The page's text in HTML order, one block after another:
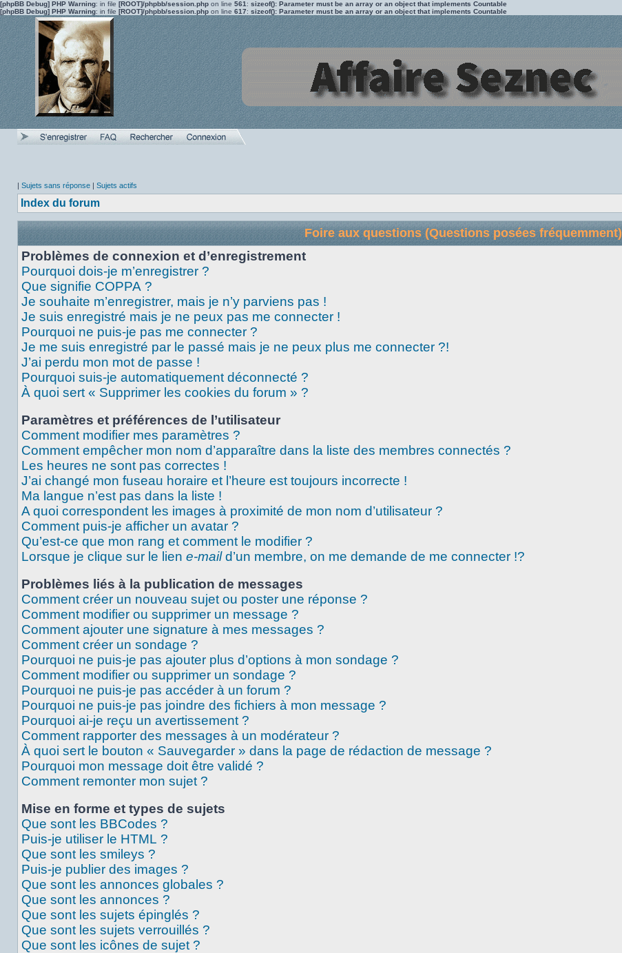
[phpBB Debug] PHP Warning: in file [ROOT]/phpbb/session.php on line 561 : sizeof(): Parameter must be an array or an object that implements Countable
[phpBB Debug] PHP Warning: in file [ROOT]/phpbb/session.php on line 617: sizeof(): Parameter must be an array or an object that implements Countable
| Sujets sans réponse | Sujets actifs
Index du forum
Foire aux questions (Questions posées fréquemment)
Problèmes de connexion et d’enregistrement
Pourquoi dois-je m’enregistrer ?
Que signifie COPPA ?
Je souhaite m’enregistrer, mais je n’y parviens pas !
Je suis enregistré mais je ne peux pas me connecter !
Pourquoi ne puis-je pas me connecter ?
Je me suis enregistré par le passé mais je ne peux plus me connecter ?!
J’ai perdu mon mot de passe !
Pourquoi suis-je automatiquement déconnecté ?
À quoi sert « Supprimer les cookies du forum » ?
Paramètres et préférences de l’utilisateur
Comment modifier mes paramètres ?
Comment empêcher mon nom d’apparaître dans la liste des membres connectés ?
Les heures ne sont pas correctes !
J’ai changé mon fuseau horaire et l’heure est toujours incorrecte !
Ma langue n’est pas dans la liste !
A quoi correspondent les images à proximité de mon nom d’utilisateur ?
Comment puis-je afficher un avatar ?
Qu’est-ce que mon rang et comment le modifier ?
Lorsque je clique sur le lien e-maild’un membre, on me demande de me connecter !?
Problèmes liés à la publication de messages
Comment créer un nouveau sujet ou poster une réponse ?
Comment modifier ou supprimer un message ?
Comment ajouter une signature à mes messages ?
Comment créer un sondage ?
Pourquoi ne puis-je pas ajouter plus d’options à mon sondage ?
Comment modifier ou supprimer un sondage ?
Pourquoi ne puis-je pas accéder à un forum ?
Pourquoi ne puis-je pas joindre des fichiers à mon message ?
Pourquoi ai-je reçu un avertissement ?
Comment rapporter des messages à un modérateur ?
À quoi sert le bouton « Sauvegarder » dans la page de rédaction de message ?
Pourquoi mon message doit être validé ?
Comment remonter mon sujet ?
Mise en forme et types de sujets
Que sont les BBCodes ?
Puis-je utiliser le HTML ?
Que sont les smileys ?
Puis-je publier des images ?
Que sont les annonces globales ?
Que sont les annonces ?
Que sont les sujets épinglés ?
Que sont les sujets verrouillés ?
Que sont les icônes de sujet ?